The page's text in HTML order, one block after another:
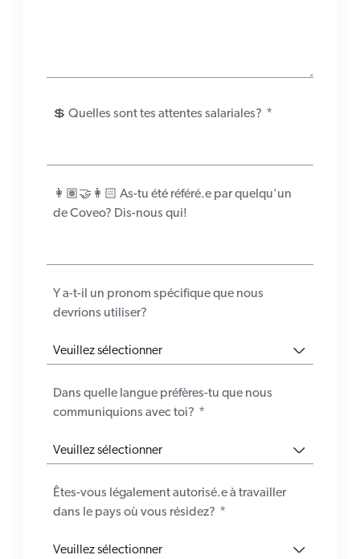
💲 Quelles sont tes attentes salariales? *
👩🏽‍🤝‍👩🏻 As-tu été référé.e par quelqu'un
de Coveo? Dis-nous qui!
Y a-t-il un pronom spécifique que nous
devrions utiliser?
Dans quelle langue préfères-tu que nous
communiquions avec toi? *
Êtes-vous légalement autorisé.e à travailler
dans le pays où vous résidez? *